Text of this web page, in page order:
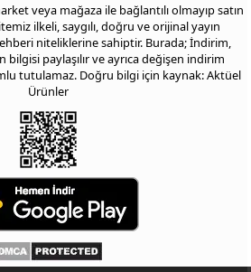
veya mağaza ile bağlantılı olmayıp satın
ilkeli, saygılı, doğru ve orijinal yayın
niteliklerine sahiptir. Burada; İndirim,
paylaşılır ve ayrıca değişen indirim
tutulamaz. Doğru bilgi için kaynak: Aktüel
Ürünler